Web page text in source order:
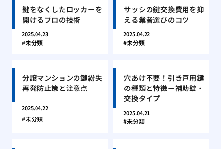
鍵をなくしたロッカーを
開けるプロの技術
2025.04.23
未分類
サッシの鍵交換費用を抑
える業者選びのコツ
2025.04.22
未分類
分譲マンションの鍵紛失
再発防止策と注意点
2025.04.22
未分類
穴あけ不要！引き戸用鍵
の種類と特徴ー補助錠・
交換タイプ
2025.04.21
未分類